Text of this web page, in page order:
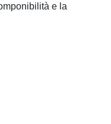
e la